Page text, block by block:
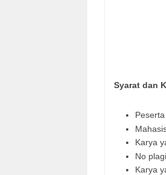
Syarat dan
Karya
No
Karya